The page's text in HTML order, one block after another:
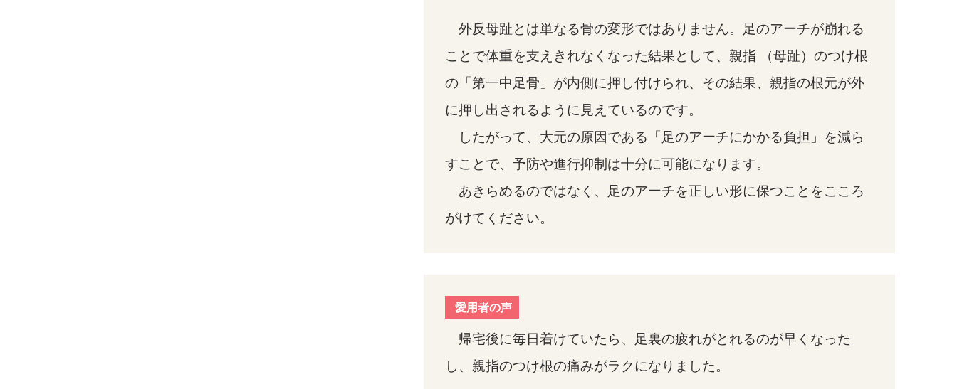
外反母趾とは単なる骨の変形ではありません。足のアーチが崩れる
ことで体重を支えきれなくなった結果として、親指 （母趾）のつけ根
の「第一中足骨」が内側に押し付けられ、その結果、親指の根元が外
に押し出されるように見えているのです。
したがって、大元の原因である「足のアーチにかかる負担」を減ら
すことで、予防や進行抑制は十分に可能になります。
あきらめるのではなく、足のアーチを正しい形に保つことをこころ
がけてください。
愛用者の声
帰宅後に毎日着けていたら、足裏の疲れがとれるのが早くなった
し、親指のつけ根の痛みがラクになりました。